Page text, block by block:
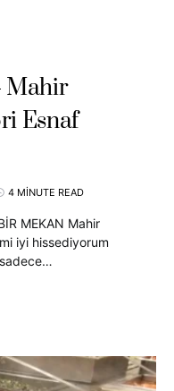
Mahir
Esnaf
4 MINUTE READ
MEKAN Mahir
iyi hissediyorum